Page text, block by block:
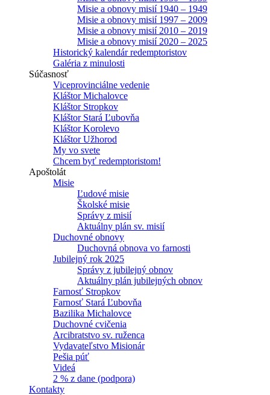
Misie a obnovy misií 1940 – 1949
Misie a obnovy misií 1997 – 2009
Misie a obnovy misií 2010 – 2019
Misie a obnovy misií 2020 – 2025
Historický kalendár redemptoristov
Galéria z minulosti
Súčasnosť
Viceprovinciálne vedenie
Kláštor Michalovce
Kláštor Stropkov
Kláštor Stará Ľubovňa
Kláštor Korolevo
Kláštor Užhorod
My vo svete
Chcem byť redemptoristom!
Apoštolát
Misie
Ľudové misie
Školské misie
Správy z misií
Aktuálny plán sv. misií
Duchovné obnovy
Duchovná obnova vo farnosti
Jubilejný rok 2025
Správy z jubilejný obnov
Aktuálny plán jubilejných obnov
Farnosť Stropkov
Farnosť Stará Ľubovňa
Bazilika Michalovce
Duchovné cvičenia
Arcibratstvo sv. ruženca
Vydavateľstvo Misionár
Pešia púť
Videá
2 % z dane (podpora)
Kontakty